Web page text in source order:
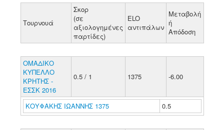
Τουρνουά
Σκορ
(σε
αξιολογημένες
παρτίδες)
ELO
αντιπάλων
Μεταβολή
ή
Απόδοση
ΟΜΑΔΙΚΟ
ΚΥΠΕΛΛΟ
ΚΡΗΤΗΣ -
ΕΣΣΚ 2016
0.5 / 1 1375 -6.00
ΚΟΥΦΑΚΗΣ ΙΩΑΝΝΗΣ 1375 0.5